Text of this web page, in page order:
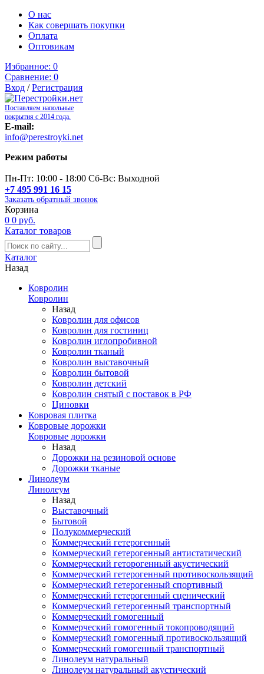
О нас
Как совершать покупки
Оплата
Оптовикам
Избранное: 0
Сравнение: 0
Вход /Регистрация
Поставляем напольные
покрытия с 2014 года.
E-mail:
info@perestroyki.net
Режим работы
Пн-Пт: 10:00 - 18:00 Сб-Вс: Выходной
+7 495 991 16 15
Заказать обратный звонок
Корзина
0 0 руб.
Каталог товаров
Каталог
Назад
Ковролин
Ковролин
Назад
Ковролин для офисов
Ковролин для гостиниц
Ковролин иглопробивной
Ковролин тканый
Ковролин выставочный
Ковролин бытовой
Ковролин детский
Ковролин снятый с поставок в РФ
Циновки
Ковровая плитка
Ковровые дорожки
Ковровые дорожки
Назад
Дорожки на резиновой основе
Дорожки тканые
Линолеум
Линолеум
Назад
Выставочный
Бытовой
Полукоммерческий
Коммерческий гетерогенный
Коммерческий гетерогенный антистатический
Коммерческий геторогенный акустический
Коммерческий гетерогенный противоскользящий
Коммерческий гетерогенный спортивный
Коммерческий гетерогенный сценический
Коммерческий гетерогенный транспортный
Коммерческий гомогенный
Коммерческий гомогенный токопроводящий
Коммерческий гомогенный противоскользящий
Коммерческий гомогенный транспортный
Линолеум натуральный
Линолеум натуральный акустический